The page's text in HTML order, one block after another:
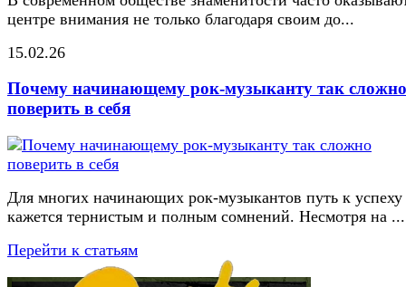
центре внимания не только благодаря своим до...
15.02.26
Почему начинающему рок-музыканту так сложно
поверить в себя
Для многих начинающих рок-музыкантов путь к успеху
кажется тернистым и полным сомнений. Несмотря на ...
Перейти к статьям